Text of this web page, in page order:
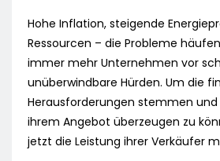
Hohe Inflation, steigende
Ressourcen – die Probleme
immer mehr Unternehmen vor
unüberwindbare Hürden. Um die
Herausforderungen stemmen
ihrem Angebot überzeugen zu
jetzt die Leistung ihrer Verkäufer